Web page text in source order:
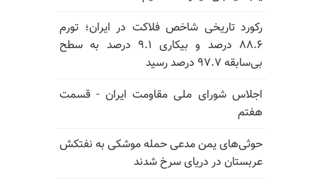
رکورد تاریخی شاخص فلاکت در ایران؛ تورم
۸۸.۶ درصد و بیکاری ۹.۱ درصد به سطح
بی‌سابقه ۹۷.۷ درصد رسید
اجلاس شورای ملی مقاومت ایران - قسمت
هفتم
حوثی‌های یمن مدعی حمله موشکی به نفتکش
عربستان در دریای سرخ شدند